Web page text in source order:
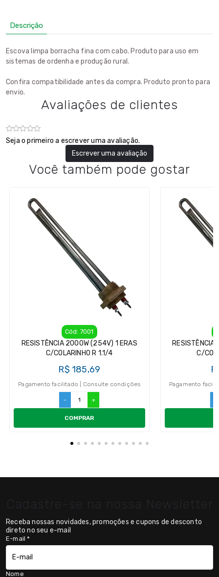
Descrição
Escova limpa borracha fina com cabo. Produto para uso em
sistemas de ordenha e produção rural.
Confira compatibilidade antes da compra. Produto pronto para
envio.
Avaliações de clientes
Seja o primeiro a escrever uma avaliação.
Escrever uma avaliação
Você também pode gostar
Cód: 7001
RESISTÊNCIA 2000W (254V) 1 ERAS
C/COLARINHO R 1.1/4
R$ 185,69
Pagamento facilitado | Consulte condições
- +
COMPRAR
C/
Pagamento
Cadastre-se na nossa Newsletter
Receba nossas novidades, promoções e cupons de desconto
direto no seu e-mail
E-mail*
Nome